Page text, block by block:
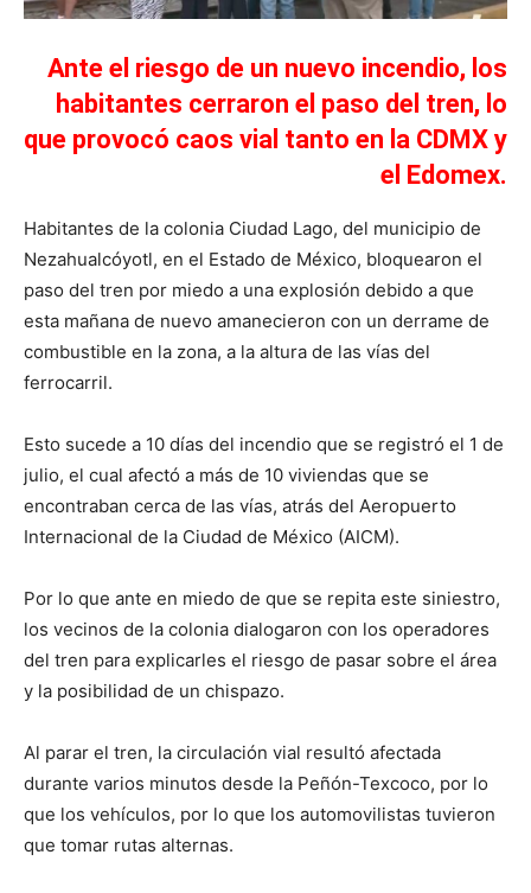
Ante el riesgo de un nuevo incendio, los
habitantes cerraron el paso del tren, lo
que provocó caos vial tanto en la CDMX y
el Edomex.
Habitantes de la colonia Ciudad Lago, del municipio de
Nezahualcóyotl, en el Estado de México, bloquearon el
paso del tren por miedo a una explosión debido a que
esta mañana de nuevo amanecieron con un derrame de
combustible en la zona, a la altura de las vías del
ferrocarril.
Esto sucede a 10 días del incendio que se registró el 1 de
julio, el cual afectó a más de 10 viviendas que se
encontraban cerca de las vías, atrás del Aeropuerto
Internacional de la Ciudad de México (AICM).
Por lo que ante en miedo de que se repita este siniestro,
los vecinos de la colonia dialogaron con los operadores
del tren para explicarles el riesgo de pasar sobre el área
y la posibilidad de un chispazo.
Al parar el tren, la circulación vial resultó afectada
durante varios minutos desde la Peñón-Texcoco, por lo
que los vehículos, por lo que los automovilistas tuvieron
que tomar rutas alternas.